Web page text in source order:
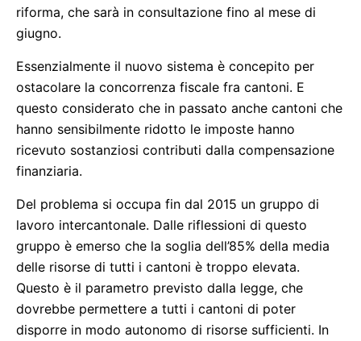
riforma, che sarà in consultazione fino al mese di
giugno.
Essenzialmente il nuovo sistema è concepito per
ostacolare la concorrenza fiscale fra cantoni. E
questo considerato che in passato anche cantoni che
hanno sensibilmente ridotto le imposte hanno
ricevuto sostanziosi contributi dalla compensazione
finanziaria.
Del problema si occupa fin dal 2015 un gruppo di
lavoro intercantonale. Dalle riflessioni di questo
gruppo è emerso che la soglia dell’85% della media
delle risorse di tutti i cantoni è troppo elevata.
Questo è il parametro previsto dalla legge, che
dovrebbe permettere a tutti i cantoni di poter
disporre in modo autonomo di risorse sufficienti. In